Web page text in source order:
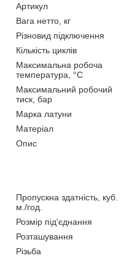
Артикул
Вага нетто, кг
Різновид підключення
Кількість циклів
Максимальна робоча
температура, °C
Максимальний робочий
тиск, бар
Марка латуни
Матеріал
Опис
Пропускна здатність, куб.
м./год.
Розмір під'єднання
Розташування
Різьба